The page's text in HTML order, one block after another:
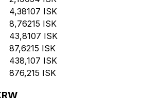
4,38107 ISK
8,76215 ISK
43,8107 ISK
87,6215 ISK
438,107 ISK
876,215 ISK